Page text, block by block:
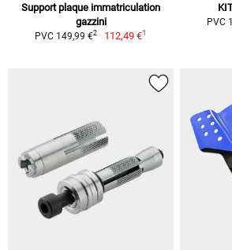
Support plaque immatriculation
gazzini
PVC 149,99 €2 112,49 €1
PVC